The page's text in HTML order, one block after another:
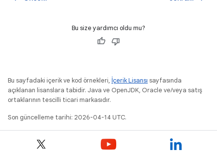
Bu size yardımcı oldu mu?
Bu sayfadaki içerik ve kod örnekleri, İçerik Lisansı sayfasında
açıklanan lisanslara tabidir. Java ve OpenJDK, Oracle ve/veya satış
ortaklarının tescilli ticari markasıdır.
Son güncelleme tarihi: 2026-04-14 UTC.